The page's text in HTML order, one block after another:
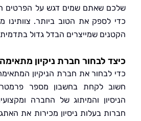
שאתם שמים דגש על הפרטים החשובים
את הטוב ביותר. צוותינו מיומן
שמייצרים הבדל גדול בתדמית
לבחור חברת ניקיון מתאימה
את חברת הניקיון המתאימה
לקחת בחשבון מספר פרמטרים.
והמיתוג של החברה ומקצועיות
בעלות ניסיון מכירות את האתגרים